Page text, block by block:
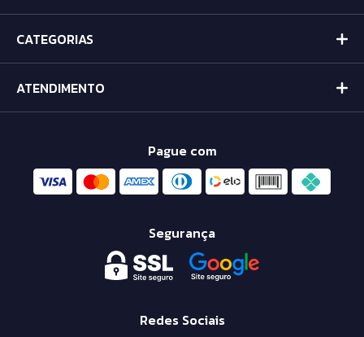
CATEGORIAS
ATENDIMENTO
Pague com
Segurança
Redes Sociais